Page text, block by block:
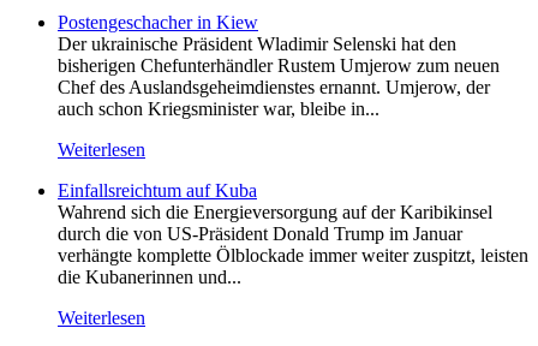
Postengeschacher in Kiew
Der ukrainische Präsident Wladimir Selenski hat den
bisherigen Chefunterhändler Rustem Umjerow zum neuen
Chef des Auslandsgeheimdienstes ernannt. Umjerow, der
auch schon Kriegsminister war, bleibe in...
Weiterlesen
Einfallsreichtum auf Kuba
Wahrend sich die Energieversorgung auf der Karibikinsel
durch die von US-Präsident Donald Trump im Januar
verhängte komplette Ölblockade immer weiter zuspitzt, leisten
die Kubanerinnen und...
Weiterlesen